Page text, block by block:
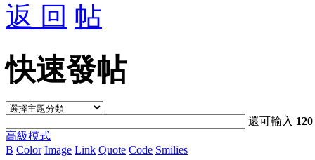
返 回
快速發帖
還可輸入 120
高級模式
B Color Image Link Quote Code Smilies